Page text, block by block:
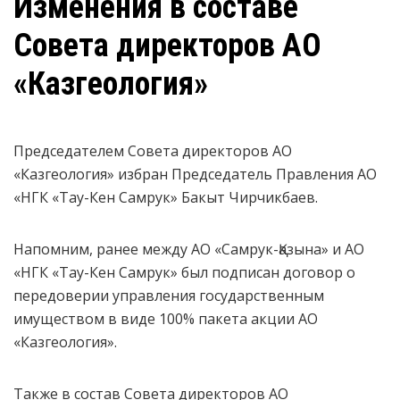
Совета директоров АО
«Казгеология»
Председателем Совета директоров АО
«Казгеология» избран Председатель Правления АО
«НГК «Тау-Кен Самрук» Бакыт Чирчикбаев.
Напомним, ранее между АО «Самрук-Қазына» и АО
«НГК «Тау-Кен Самрук» был подписан договор о
передоверии управления государственным
имуществом в виде 100% пакета акции АО
«Казгеология».
Также в состав Совета директоров АО